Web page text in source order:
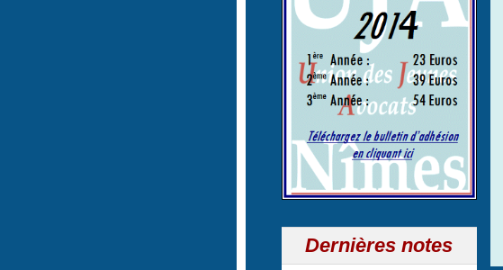
Dernières notes